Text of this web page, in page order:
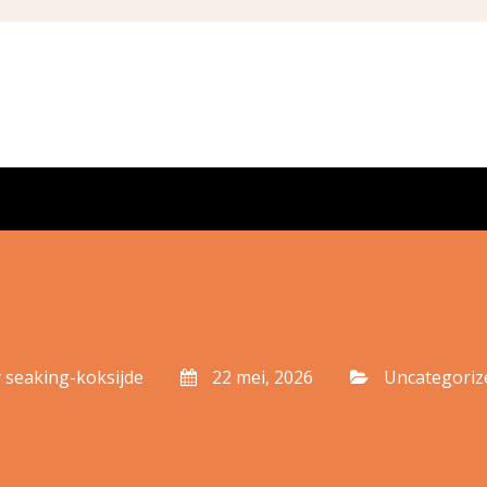
seaking-koksijde 22 mei, 2026